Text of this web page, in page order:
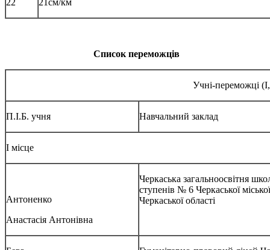
Список переможців
Учні-переможці (І,
П.І.Б. учня Навчальний заклад
І місце
Антоненко
Анастасія Антонівна
Черкаська загальноосвітня
ступенів № 6 Черкаської
Черкаської області